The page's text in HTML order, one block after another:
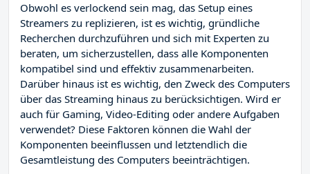
Obwohl es verlockend sein mag, das Setup eines
Streamers zu replizieren, ist es wichtig, gründliche
Recherchen durchzuführen und sich mit Experten zu
beraten, um sicherzustellen, dass alle Komponenten
kompatibel sind und effektiv zusammenarbeiten.
Darüber hinaus ist es wichtig, den Zweck des Computers
über das Streaming hinaus zu berücksichtigen. Wird er
auch für Gaming, Video-Editing oder andere Aufgaben
verwendet? Diese Faktoren können die Wahl der
Komponenten beeinflussen und letztendlich die
Gesamtleistung des Computers beeinträchtigen.